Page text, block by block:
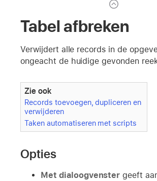
Tabel afbreken
Verwijdert alle records in de
ongeacht de huidige gevonden
Zie ook
Records toevoegen, dupliceren en
verwijderen
Taken automatiseren met scripts
Opties
Met dialoogvenster geeft